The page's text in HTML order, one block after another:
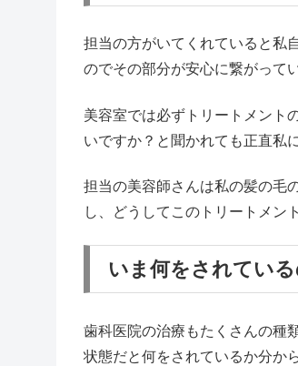
担当の方がいてくれていると私
のでその部分が安心に繋がって
美容室では必ずトリートメント
いですか？と聞かれても正直私
担当の美容師さんは私の髪の毛
し、どうしてこのトリートメン
いま何をされてい
歯科医院の治療もたくさんの種
状態だと何をされているか分か